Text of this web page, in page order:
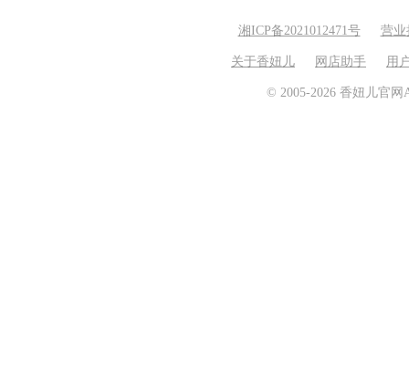
湘ICP备2021012471号 营业
关于香妞儿 网店助手 用
© 2005-2026 香妞儿官